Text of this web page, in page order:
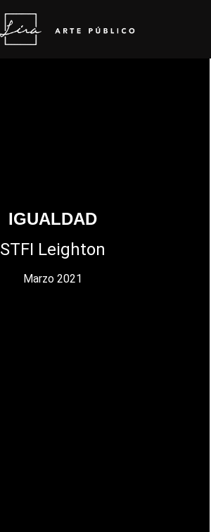
IGUALDAD
STFI Leighton
Marzo 2021